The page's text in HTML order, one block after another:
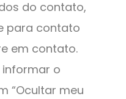
do contato,
para contato
em contato.
o
“Ocultar meu